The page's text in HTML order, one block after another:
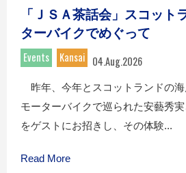
「ＪＳＡ茶話会」スコット
ターバイクでめぐって
Events
Kansai 04.Aug.2026
昨年、今年とスコットランドの海
モーターバイクで巡られた安藝秀
をゲストにお招きし、その体験...
Read More